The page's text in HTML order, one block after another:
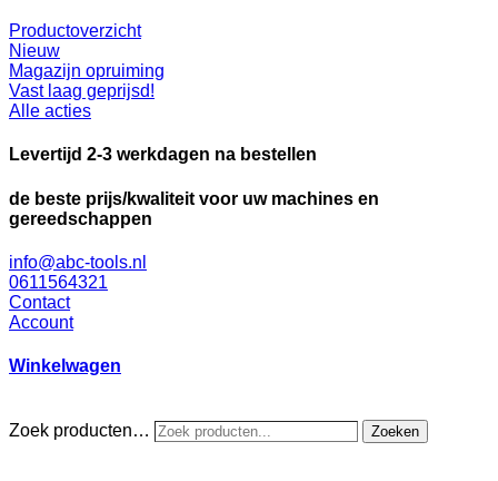
Productoverzicht
Nieuw
Magazijn opruiming
Vast laag geprijsd!
Alle acties
Levertijd 2-3 werkdagen na bestellen
de beste prijs/kwaliteit voor uw machines en
gereedschappen
info@abc-tools.nl
0611564321
Contact
Account
Winkelwagen
Zoek producten… Zoeken